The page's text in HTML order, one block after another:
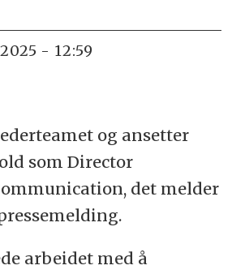
- 12:59
og ansetter
som Director
det melder
arbeidet med å